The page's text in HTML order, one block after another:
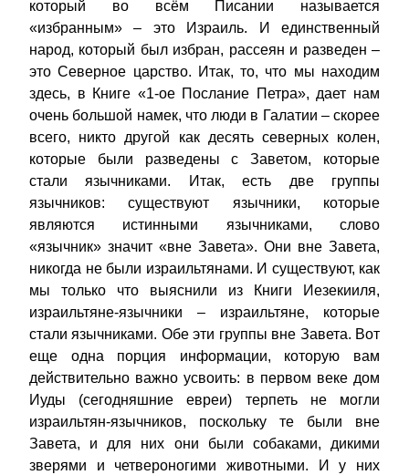
который во всём Писании называется
«избранным» – это Израиль. И единственный
народ, который был избран, рассеян и разведен –
это Северное царство. Итак, то, что мы находим
здесь, в Книге «1-ое Послание Петра», дает нам
очень большой намек, что люди в Галатии – скорее
всего, никто другой как десять северных колен,
которые были разведены с Заветом, которые
стали язычниками. Итак, есть две группы
язычников: существуют язычники, которые
являются истинными язычниками, слово
«язычник» значит «вне Завета». Они вне Завета,
никогда не были израильтянами. И существуют, как
мы только что выяснили из Книги Иезекииля,
израильтяне-язычники – израильтяне, которые
стали язычниками. Обе эти группы вне Завета. Вот
еще одна порция информации, которую вам
действительно важно усвоить: в первом веке дом
Иуды (сегодняшние евреи) терпеть не могли
израильтян-язычников, поскольку те были вне
Завета, и для них они были собаками, дикими
зверями и четвероногими животными. И у них